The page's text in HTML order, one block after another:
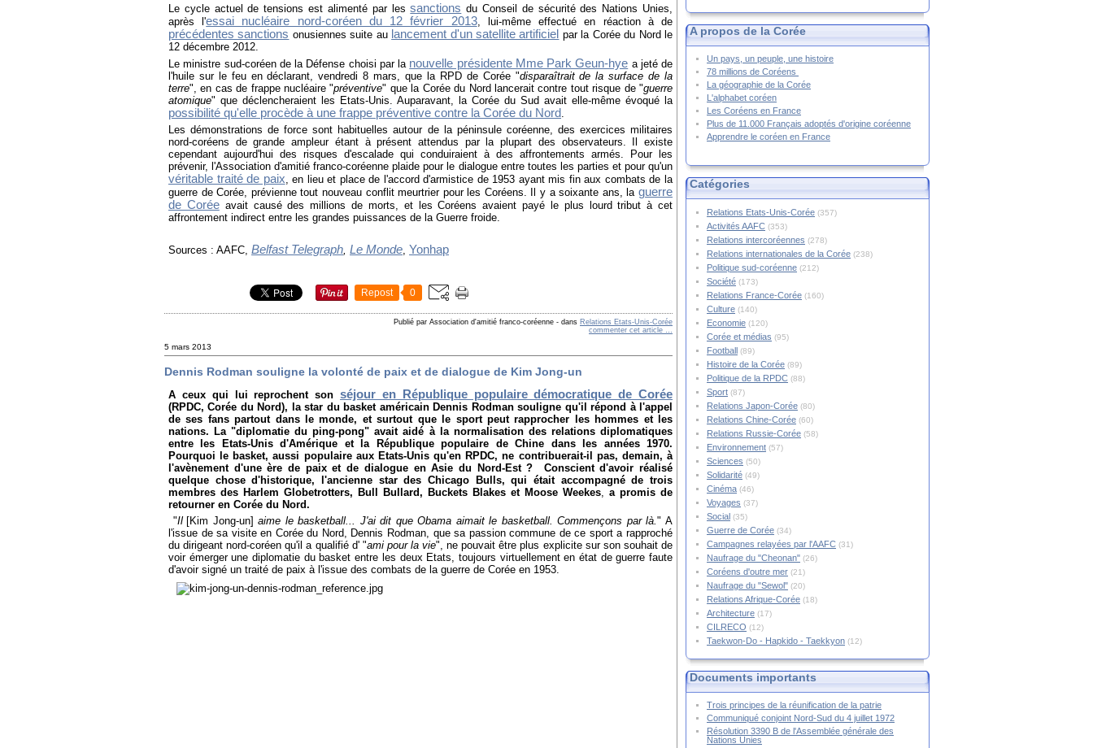
Le cycle actuel de tensions est alimenté par lessanctions du Conseil de sécurité des Nations Unies,
après l'essai nucléaire nord-coréen du 12 février 2013, lui-même effectué en réaction à de
précédentes sanctions onusiennes suite au lancement d'un satellite artificiel par la Corée du Nord le
12 décembre 2012.
Le ministre sud-coréen de la Défense choisi par la nouvelle présidente Mme Park Geun-hye a jeté de
l'huile sur le feu en déclarant, vendredi 8 mars, que la RPD de Corée "disparaîtrait de la surface de la
terre", en cas de frappe nucléaire "préventive" que la Corée du Nord lancerait contre tout risque de "guerre
atomique" que déclencheraient les Etats-Unis. Auparavant, la Corée du Sud avait elle-même évoqué la
possibilité qu'elle procède à une frappe préventive contre la Corée du Nord
Les démonstrations de force sont habituelles autour de la péninsule coréenne, des exercices militaires
nord-coréens de grande ampleur étant à présent attendus par la plupart des observateurs. Il existe
cependant aujourd'hui des risques d'escalade qui conduiraient à des affrontements armés. Pour les
prévenir, l'Association d'amitié franco-coréenne plaide pour le dialogue entre toutes les parties et pour qu'un
véritable traité de paix , en lieu et place de l'accord d'armistice de 1953 ayant mis fin aux combats de la
guerre de Corée, prévienne tout nouveau conflit meurtrier pour les Coréens. Il y a soixante ans, la guerre
de Coréeavait causé des millions de morts, et les Coréens avaient payé le plus lourd tribut à cet
affrontement indirect entre les grandes puissances de la Guerre froide.
Sources : AAFC, Belfast Telegraph Le Monde Yonhap
Repost 0
Publié par Association d'amitié franco-coréenne - dans Relations Etats-Unis-Corée
commenter cet article
5 mars 2013
Dennis Rodman souligne la volonté de paix et de dialogue de Kim Jong-un
A ceux qui lui reprochent son séjour en République populaire démocratique de Corée
(RPDC, Corée du Nord), la star du basket américain Dennis Rodman souligne qu'il répond à l'appel
de ses fans partout dans le monde, et surtout que le sport peut rapprocher les hommes et les
nations. La "diplomatie du ping-pong" avait aidé à la normalisation des relations diplomatiques
entre les Etats-Unis d'Amérique et la République populaire de Chine dans les années 1970.
Pourquoi le basket, aussi populaire aux Etats-Unis qu'en RPDC, ne contribuerait-il pas, demain, à
l'avènement d'une ère de paix et de dialogue en Asie du Nord-Est ? Conscient d'avoir réalisé
quelque chose d'historique, l'ancienne star des Chicago Bulls, qui était accompagné de trois
membres des Harlem Globetrotters, Bull Bullard, Buckets Blakes et Moose Weekes
a promis de
retourner en Corée du Nord.
"Il [Kim Jong-un] aime le basketball... J'ai dit que Obama aimait le basketball. Commençons par là." A
l'issue de sa visite en Corée du Nord, Dennis Rodman, que sa passion commune de ce sport a rapproché
du dirigeant nord-coréen qu'il a qualifié d' "ami pour la vie" , ne pouvait être plus explicite sur son souhait de
voir émerger une diplomatie du basket entre les deux Etats, toujours virtuellement en état de guerre faute
d'avoir signé un traité de paix à l'issue des combats de la guerre de Corée en 1953.
A propos de la Corée
Un pays, un peuple, une histoire
78 millions de Coréens
La géographie de la Corée
L'alphabet coréen
Les Coréens en France
Plus de 11.000 Français adoptés d'origine coréenne
Apprendre le coréen en France
Catégories
Relations Etats-Unis-Corée (357)
Activités AAFC (353)
Relations intercoréennes (278)
Relations internationales de la Corée (238)
Politique sud-coréenne (212)
Société (173)
Relations France-Corée (160)
Culture (140)
Economie (120)
Corée et médias (95)
Football (89)
Histoire de la Corée (89)
Politique de la RPDC (88)
Sport (87)
Relations Japon-Corée (80)
Relations Chine-Corée (60)
Relations Russie-Corée (58)
Environnement (57)
Sciences (50)
Solidarité (49)
Cinéma (46)
Voyages (37)
Social (35)
Guerre de Corée (34)
Campagnes relayées par l'AAFC (31)
Naufrage du "Cheonan" (26)
Coréens d'outre mer (21)
Naufrage du "Sewol" (20)
Relations Afrique-Corée (18)
Architecture (17)
CILRECO (12)
Taekwon-Do - Hapkido - Taekkyon (12)
Documents importants
Trois principes de la réunification de la patrie
Communiqué conjoint Nord-Sud du 4 juillet 1972
Résolution 3390 B de l'Assemblée générale des
Nations Unies